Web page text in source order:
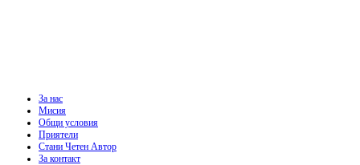
За нас
Мисия
Общи условия
Приятели
Стани Четен Автор
За контакт